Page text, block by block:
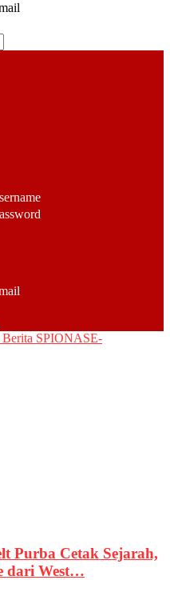
SPIONASE-
Purba Cetak Sejarah,
dari West…